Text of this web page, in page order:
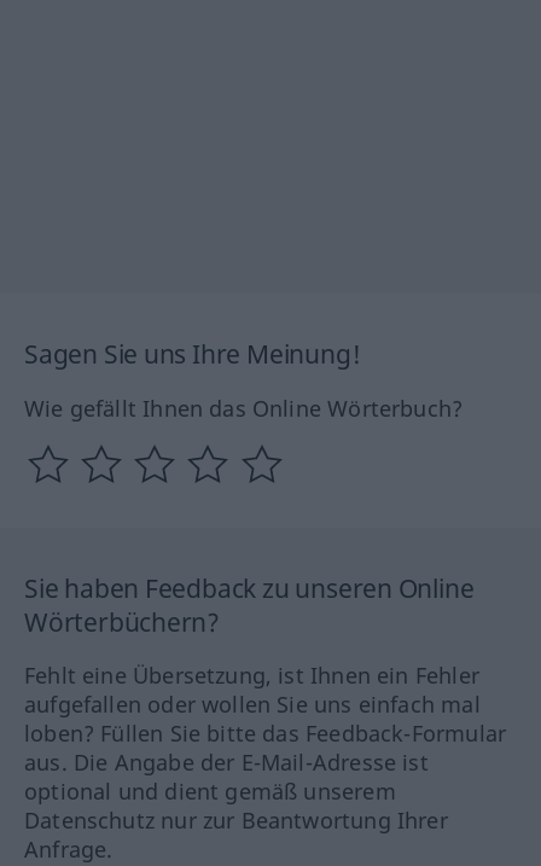
Sagen Sie uns Ihre Meinung!
Wie gefällt Ihnen das Online Wörterbuch?
Sie haben Feedback zu unseren Online
Wörterbüchern?
Fehlt eine Übersetzung, ist Ihnen ein Fehler
aufgefallen oder wollen Sie uns einfach mal
loben? Füllen Sie bitte das Feedback-Formular
aus. Die Angabe der E-Mail-Adresse ist
optional und dient gemäß unserem
Datenschutz nur zur Beantwortung Ihrer
Anfrage.